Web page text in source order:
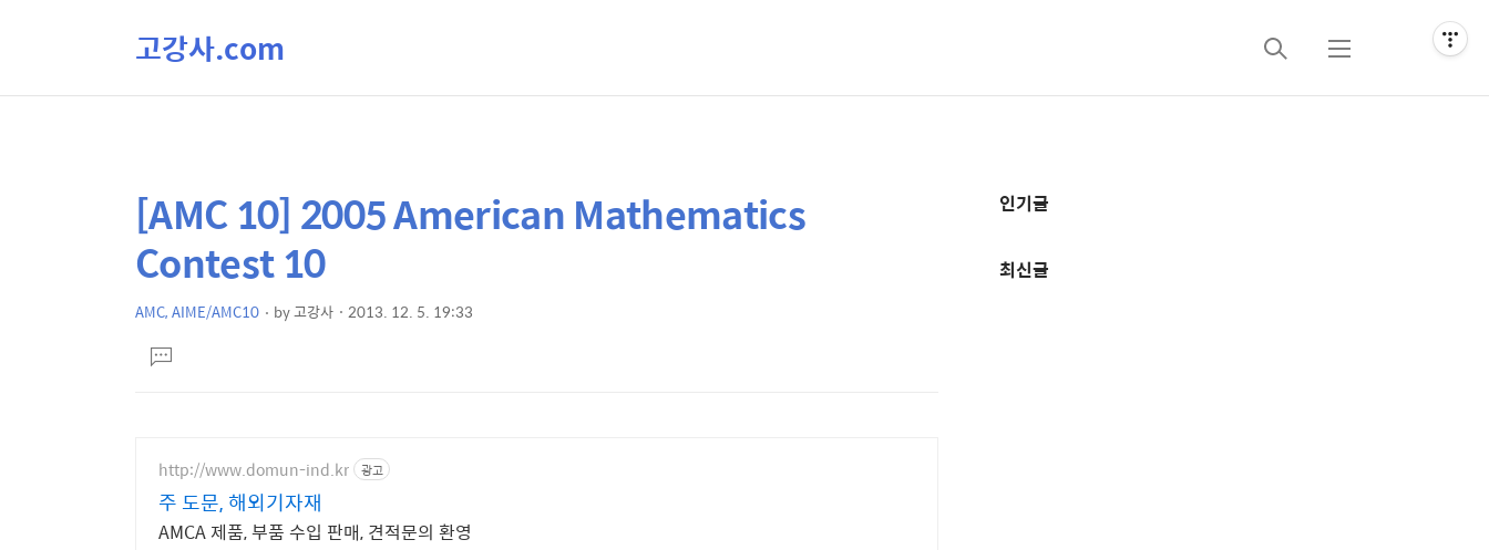
고강사.com
검
메
상
세
컨
텐
본
문
제
[AMC 10] 2005 American Mathematics
Contest 10
AMC, AIME/AMC10 by고강사 2013. 12. 5. 19:33
문댓
글
http://www.domun-ind.kr 광고
주 도문, 해외기자재
AMCA 제품, 부품 수입 판매, 견적문의 환영
추
정
인기글
최신글